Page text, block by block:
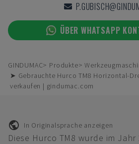
ÜBER WHATSAPP
GINDUMAC Produkte
➤ Gebrauchte Hurco TM8 Horizontal-
verkaufen | gindumac.com
In Originalsprache anzeigen
Diese Hurco TM8 wurde im